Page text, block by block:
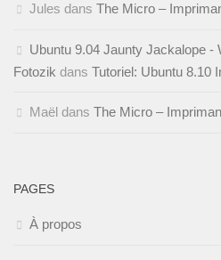
Jules dans The Micro –
Ubuntu 9.04 Jaunty Jackalope -
Fotozik dans Tutoriel: Ubuntu 8.10
Maël dans The Micro –
PAGES
À propos